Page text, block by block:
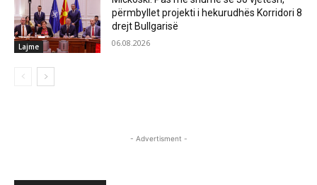
Lajme
përmbyllet projekti i hekurudhës Korridori 8
drejt Bullgarisë
06.08.2026
- Advertisment -